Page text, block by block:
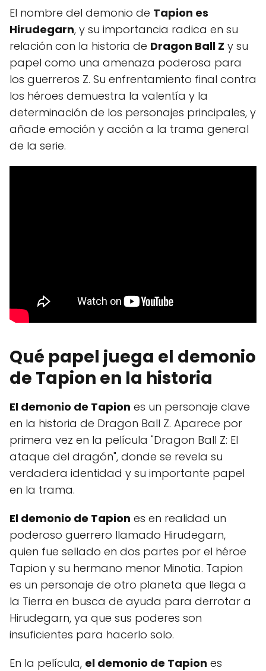
El nombre del demonio de Tapion es
Hirudegarn, y su importancia radica en su
relación con la historia de Dragon Ball Z y su
papel como una amenaza poderosa para
los guerreros Z. Su enfrentamiento final contra
los héroes demuestra la valentía y la
determinación de los personajes principales, y
añade emoción y acción a la trama general
de la serie.
Qué papel juega el demonio
de Tapion en la historia
El demonio de Tapion es un personaje clave
en la historia de Dragon Ball Z. Aparece por
primera vez en la película "Dragon Ball Z: El
ataque del dragón", donde se revela su
verdadera identidad y su importante papel
en la trama.
El demonio de Tapion es en realidad un
poderoso guerrero llamado Hirudegarn,
quien fue sellado en dos partes por el héroe
Tapion y su hermano menor Minotia. Tapion
es un personaje de otro planeta que llega a
la Tierra en busca de ayuda para derrotar a
Hirudegarn, ya que sus poderes son
insuficientes para hacerlo solo.
En la película, el demonio de Tapion es